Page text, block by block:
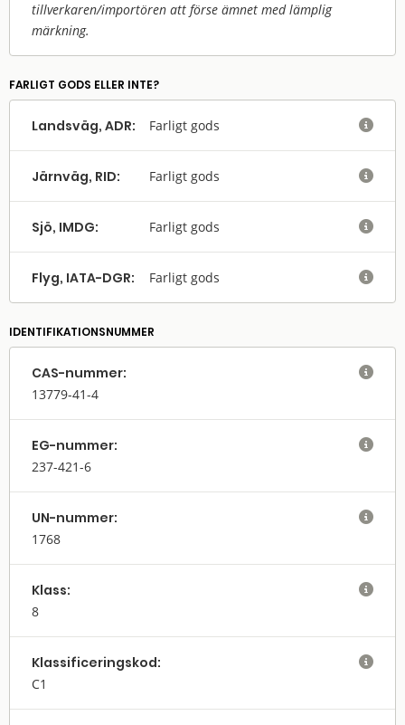
tillverkaren/importören att förse ämnet med lämplig
märkning.
FARLIGT GODS ELLER INTE?
Landsväg, ADR: Farligt gods 
Järnväg, RID: Farligt gods 
Sjö, IMDG: Farligt gods 
Flyg, IATA-DGR: Farligt gods 
IDENTIFIKATIONSNUMMER
CAS-nummer:
13779-41-4

EG-nummer:
237-421-6

UN-nummer:
1768

Klass:
8

Klassifi­cerings­kod:
C1
